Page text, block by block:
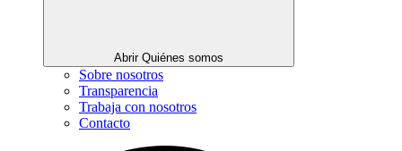
Abrir Quiénes somos
Sobre nosotros
Transparencia
Trabaja con nosotros
Contacto